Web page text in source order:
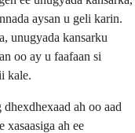
aysan u geli karin.
unugyada kansarku
oo ay u faafaan si
kale.
ah oo aad
xasaasiga ah ee